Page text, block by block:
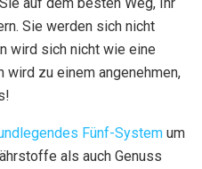
Sie werden sich nicht
wird sich nicht wie eine
zu einem angenehmen,
Fünf-System um
als auch Genuss